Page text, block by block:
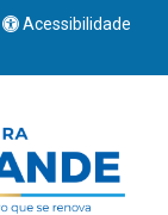
Acessibilidade